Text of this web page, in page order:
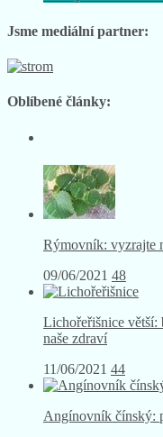
Jsme mediální partner:
Oblíbené články:
Rýmovník: vyzrajte
09/06/2021 48
Lichořeřišnice větší:
naše zdraví
11/06/2021 44
Angínovník čínský: